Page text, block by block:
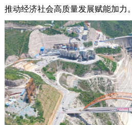
推动经济社会高质量发展赋能加力。